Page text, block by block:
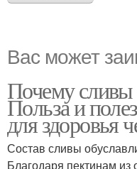
Вас может
Почему
Польза и
для здоровья
Состав сливы
Благодаря пектинам из